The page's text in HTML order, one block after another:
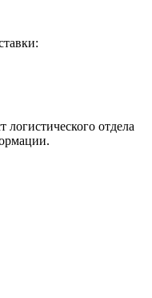
логистического отдела